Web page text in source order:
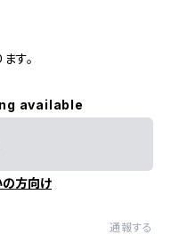
す。
available
方向け
通報する